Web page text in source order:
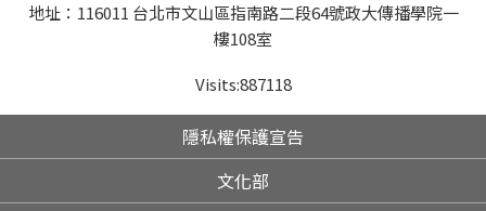
地址：116011 台北市文山區指南路二段64號政大傳播學院一
樓108室
Visits:887118
隱私權保護宣告
文化部